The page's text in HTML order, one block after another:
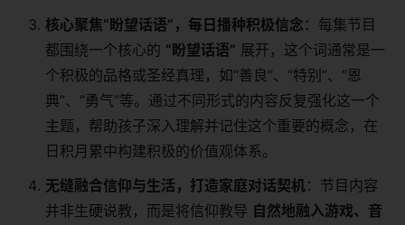
核心聚焦“盼望话语”，每日播种积极信念 ：每集节目
都围绕一个核心的 “盼望话语” ​ 展开，这个词通常是一
个积极的品格或圣经真理，如“善良”、“特别”、“恩
典”、“勇气”等。通过不同形式的内容反复强化这一个
主题，帮助孩子深入理解并记住这个重要的概念，在
日积月累中构建积极的价值观体系。
无缝融合信仰与生活，打造家庭对话契机：节目内容
并非生硬说教，而是将信仰教导 自然地融入游戏、音